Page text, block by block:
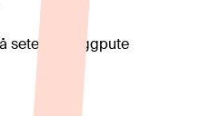
sete- og ryggpute